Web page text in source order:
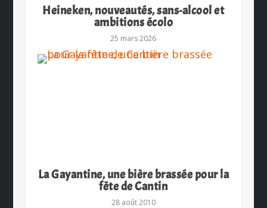
Heineken, nouveautés, sans-alcool et
ambitions écolo
25 mars 2026
La Gayantine, une bière brassée pour la
fête de Cantin
28 août 2010